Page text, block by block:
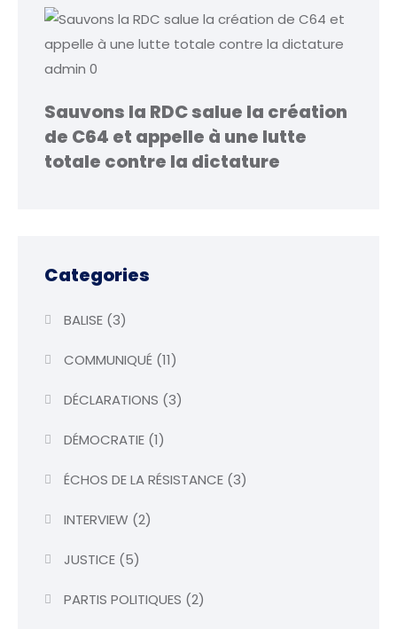
admin 0
Sauvons la RDC salue la création
de C64 et appelle à une lutte
totale contre la dictature
Categories
BALISE(3)
COMMUNIQUÉ(11)
DÉCLARATIONS (3)
DÉMOCRATIE(1)
ÉCHOS DE LA RÉSISTANCE(3)
INTERVIEW (2)
JUSTICE(5)
PARTIS POLITIQUES (2)